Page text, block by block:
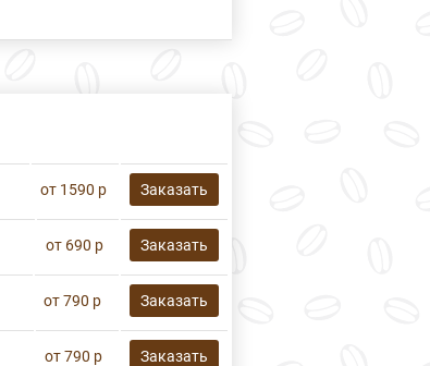
от 1590 р Заказать
от 690 р Заказать
от 790 р Заказать
от 790 р Заказать